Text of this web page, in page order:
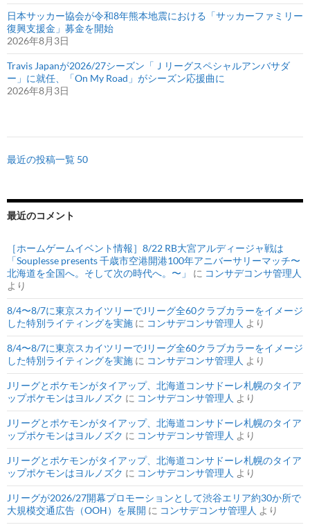
日本サッカー協会が令和8年熊本地震における「サッカーファミリー
復興支援金」募金を開始
2026年8月3日
Travis Japanが2026/27シーズン「Ｊリーグスペシャルアンバサダ
ー」に就任、「On My Road」がシーズン応援曲に
2026年8月3日
最近の投稿一覧 50
最近のコメント
［ホームゲームイベント情報］8/22 RB大宮アルディージャ戦は
「Souplesse presents 千歳市空港開港100年アニバーサリーマッチ〜
北海道を全国へ。そして次の時代へ。〜」
に コンサデコンサ管理人
より
8/4〜8/7に東京スカイツリーでJリーグ全60クラブカラーをイメージ
した特別ライティングを実施 に コンサデコンサ管理人 より
8/4〜8/7に東京スカイツリーでJリーグ全60クラブカラーをイメージ
した特別ライティングを実施 に コンサデコンサ管理人 より
Jリーグとポケモンがタイアップ、北海道コンサドーレ札幌のタイア
ップポケモンはヨルノズク に コンサデコンサ管理人 より
Jリーグとポケモンがタイアップ、北海道コンサドーレ札幌のタイア
ップポケモンはヨルノズク に コンサデコンサ管理人 より
Jリーグとポケモンがタイアップ、北海道コンサドーレ札幌のタイア
ップポケモンはヨルノズク に コンサデコンサ管理人 より
Jリーグが2026/27開幕プロモーションとして渋谷エリア約30か所で
大規模交通広告（OOH）を展開 に コンサデコンサ管理人 より